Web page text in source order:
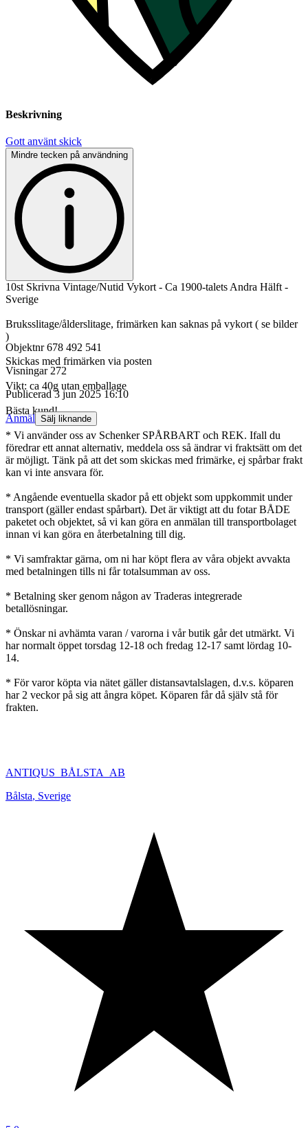
Beskrivning
Gott använt skick
Mindre tecken på användning
10st Skrivna Vintage/Nutid Vykort - Ca 1900-talets Andra Hälft -
Sverige
Bruksslitage/ålderslitage, frimärken kan saknas på vykort ( se bilder
)
Skickas med frimärken via posten
Vikt: ca 40g utan emballage
Bästa kund!
* Vi använder oss av Schenker SPÅRBART och REK. Ifall du
föredrar ett annat alternativ, meddela oss så ändrar vi fraktsätt om det
är möjligt. Tänk på att det som skickas med frimärke, ej spårbar frakt
kan vi inte ansvara för.
* Angående eventuella skador på ett objekt som uppkommit under
transport (gäller endast spårbart). Det är viktigt att du fotar BÅDE
paketet och objektet, så vi kan göra en anmälan till transportbolaget
innan vi kan göra en återbetalning till dig.
* Vi samfraktar gärna, om ni har köpt flera av våra objekt avvakta
med betalningen tills ni får totalsumman av oss.
* Betalning sker genom någon av Traderas integrerade
betallösningar.
* Önskar ni avhämta varan / varorna i vår butik går det utmärkt. Vi
har normalt öppet torsdag 12-18 och fredag 12-17 samt lördag 10-
14.
* För varor köpta via nätet gäller distansavtalslagen, d.v.s. köparen
har 2 veckor på sig att ångra köpet. Köparen får då själv stå för
frakten.
Objektnr 678 492 541
Visningar 272
Publicerad 3 jun 2025 16:10
Anmäl Sälj liknande
ANTIQUS_BÅLSTA_AB
Bålsta, Sverige